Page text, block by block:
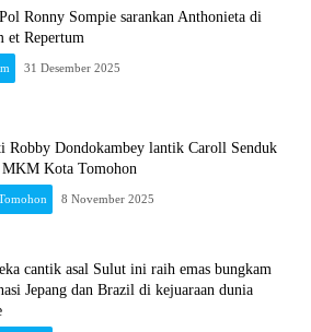
Ronny Sompie sarankan Anthonieta di
et Repertum
31 Desember 2025
Robby Dondokambey lantik Caroll Senduk
MKM Kota Tomohon
8 November 2025
cantik asal Sulut ini raih emas bungkam
Jepang dan Brazil di kejuaraan dunia